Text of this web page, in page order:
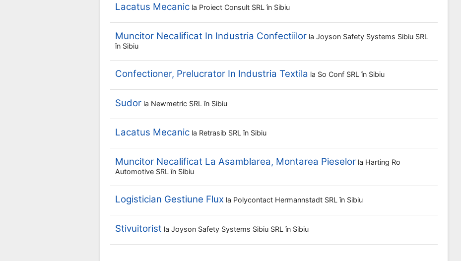
Lacatus Mecanic la Proiect Consult SRL în Sibiu
Muncitor Necalificat In Industria Confectiilor la Joyson Safety Systems Sibiu SRL
în Sibiu
Confectioner, Prelucrator In Industria Textila la So Conf SRL în Sibiu
Sudor la Newmetric SRL în Sibiu
Lacatus Mecanic la Retrasib SRL în Sibiu
Muncitor Necalificat La Asamblarea, Montarea Pieselor la Harting Ro
Automotive SRL în Sibiu
Logistician Gestiune Flux la Polycontact Hermannstadt SRL în Sibiu
Stivuitorist la Joyson Safety Systems Sibiu SRL în Sibiu